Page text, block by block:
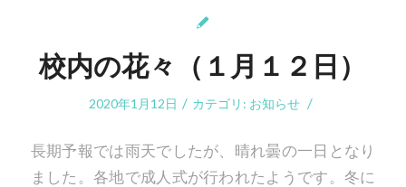
校内の花々（１月１２日）
2020年1月12日 / カテゴリ: お知らせ /
長期予報では雨天でしたが、晴れ曇の一日となり
ました。各地で成人式が行われたようです。冬に